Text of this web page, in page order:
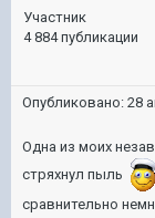
Участник
4 884 публикации
Опубликовано: 28
Одна из моих
стряхнул пыль
сравнительно